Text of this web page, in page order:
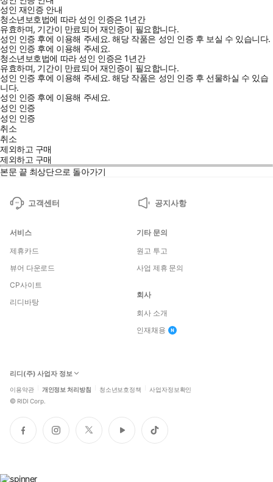
성인 재인증 안내
청소년보호법에 따라 성인 인증은 1년간
유효하며, 기간이 만료되어 재인증이 필요합니다.
성인 인증 후에 이용해 주세요.해당 작품은 성인 인증 후 보실 수 있습니다.
성인 인증 후에 이용해 주세요.
청소년보호법에 따라 성인 인증은 1년간
유효하며, 기간이 만료되어 재인증이 필요합니다.
성인 인증 후에 이용해 주세요.해당 작품은 성인 인증 후 선물하실 수 있습
니다.
성인 인증 후에 이용해 주세요.
성인 인증
성인 인증
취소
취소
제외하고 구매
제외하고 구매
본문 끝 최상단으로 돌아가기
고객센터 공지사항
서비스
제휴카드
뷰어 다운로드
CP사이트
리디바탕
기타 문의
원고 투고
사업 제휴 문의
회사
회사 소개
인재채용
리디(주) 사업자 정보
이용약관 개인정보 처리방침 청소년보호정책 사업자정보확인
© RIDI Corp.
페
이
인
스
트
위
유
튜
틱
톡